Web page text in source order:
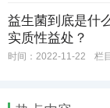
益生菌到底是什
实质性益处？
时间：2022-11-22 栏